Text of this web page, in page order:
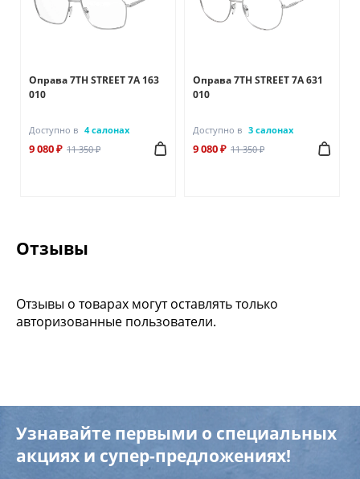
Оправа 7TH STREET 7A 163
010
Доступно в 4 салонах
9 080 ₽ 11 350 ₽
Оправа 7TH STREET 7A 631
010
Доступно в 3 салонах
9 080 ₽ 11 350 ₽
Отзывы
Отзывы о товарах могут оставлять только
авторизованные пользователи.
Узнавайте первыми о специальных
акциях и супер-предложениях!